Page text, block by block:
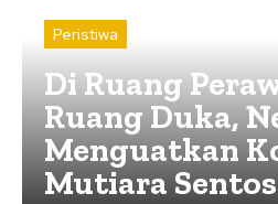
Peristiwa
Di Ruang
Ruang Duka,
Menguatkan
Mutiara